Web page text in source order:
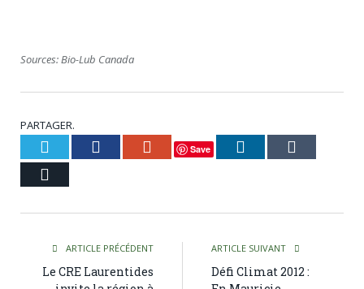
Sources: Bio-Lub Canada
PARTAGER.
Twitter Facebook Google+
Save LinkedIn
ARTICLE PRÉCÉDENT
Le CRE Laurentides
ARTICLE SUIVANT
Défi Climat 2012 :